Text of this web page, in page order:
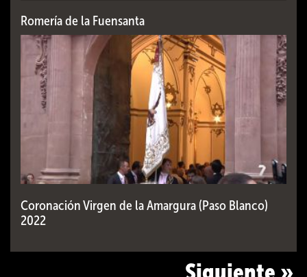
Romería de la Fuensanta
Coronación Virgen de la Amargura (Paso Blanco)
2022